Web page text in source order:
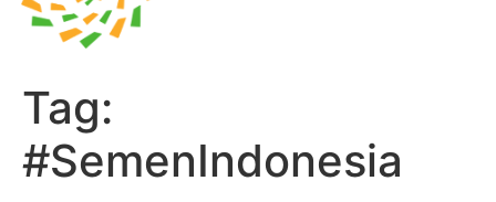
Tag:
#SemenIndonesia